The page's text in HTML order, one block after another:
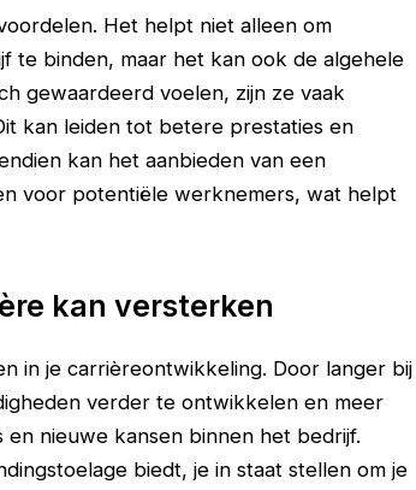
Het helpt niet alleen om
te binden, maar het kan ook de algehele
gewaardeerd voelen, zijn ze vaak
kan leiden tot betere prestaties en
kan het aanbieden van een
voor potentiële werknemers, wat helpt
kan versterken
in je carrièreontwikkeling. Door langer bij
verder te ontwikkelen en meer
nieuwe kansen binnen het bedrijf.
biedt, je in staat stellen om je